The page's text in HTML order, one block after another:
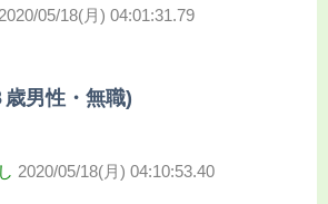
2020/05/18(月) 04:01:31.79
男性・無職)
2020/05/18(月) 04:10:53.40